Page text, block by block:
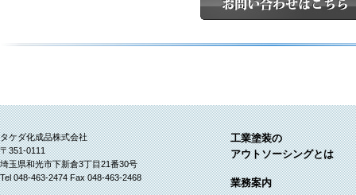
タケダ化成品株式会社
〒351-0111
埼玉県和光市下新倉3丁目21番30号
Tel 048-463-2474 Fax 048-463-2468
工業塗装の
アウトソーシングとは
業務案内